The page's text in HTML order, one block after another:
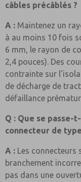
câbles précâblés ?
A : Maintenez un
à au moins 10 fois
6 mm, le rayon de
2,4 pouces). Des
contrainte sur
de décharge de
défaillance
Q : Que se
connecteur de
A : Les
branchement
pas dans une